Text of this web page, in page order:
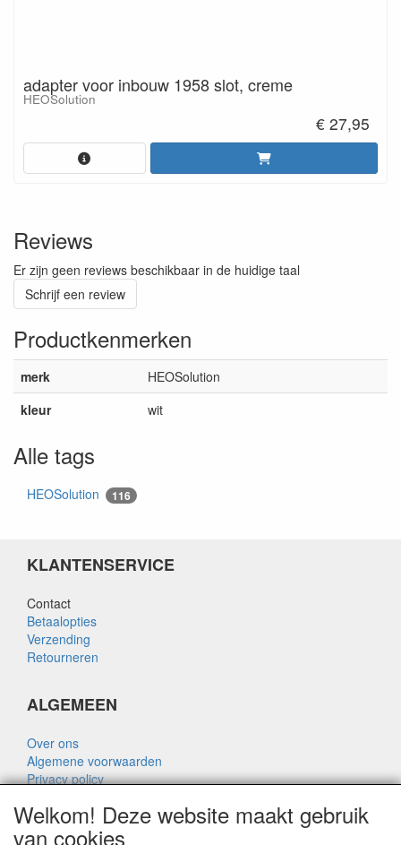
adapter voor inbouw 1958 slot, creme
HEOSolution
€ 27,95
Reviews
Er zijn geen reviews beschikbaar in de huidige taal
Schrijf een review
Productkenmerken
merk
HEOSolution
kleur
wit
Alle tags
HEOSolution 116
KLANTENSERVICE
Contact
Betaalopties
Verzending
Retourneren
ALGEMEEN
Over ons
Algemene voorwaarden
Privacy policy
Over Rik Thijssen
Welkom! Deze website maakt gebruik
van cookies